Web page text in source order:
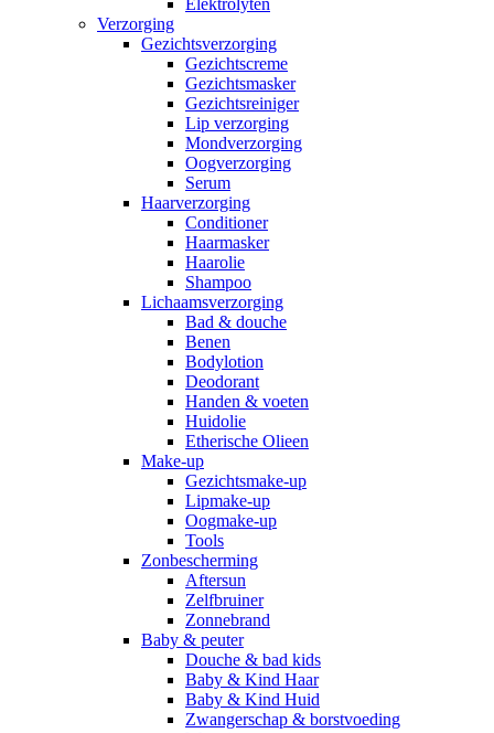
Elektrolyten
Verzorging
Gezichtsverzorging
Gezichtscreme
Gezichtsmasker
Gezichtsreiniger
Lip verzorging
Mondverzorging
Oogverzorging
Serum
Haarverzorging
Conditioner
Haarmasker
Haarolie
Shampoo
Lichaamsverzorging
Bad & douche
Benen
Bodylotion
Deodorant
Handen & voeten
Huidolie
Etherische Olieen
Make-up
Gezichtsmake-up
Lipmake-up
Oogmake-up
Tools
Zonbescherming
Aftersun
Zelfbruiner
Zonnebrand
Baby & peuter
Douche & bad kids
Baby & Kind Haar
Baby & Kind Huid
Zwangerschap & borstvoeding